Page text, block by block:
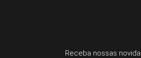
Receba nossas